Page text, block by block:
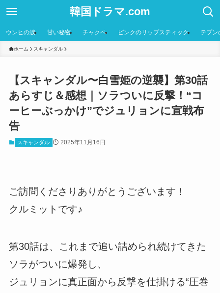
韓国ドラマ.com
ウンヒの涙 甘い秘密 チャクペ ピンクのリップスティック テプン
ホーム スキャンダル
【スキャンダル〜白雪姫の逆襲】第30話
あらすじ＆感想｜ソラついに反撃！“コ
ーヒーぶっかけ”でジュリョンに宣戦布
告
スキャンダル 2025年11月16日
ご訪問くださりありがとうございます！
クルミットです♪
第30話は、これまで追い詰められ続けてきた
ソラがついに爆発し、
ジュリョンに真正面から反撃を仕掛ける“圧巻